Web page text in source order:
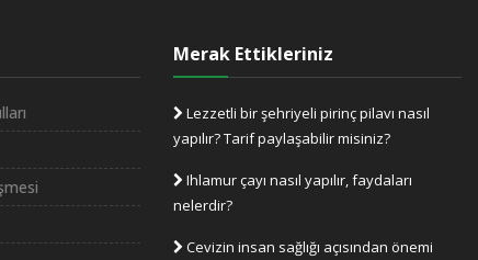
Merak Ettikleriniz
Lezzetli bir şehriyeli pirinç pilavı nasıl
yapılır? Tarif paylaşabilir misiniz?
Ihlamur çayı nasıl yapılır, faydaları
nelerdir?
Cevizin insan sağlığı açısından önemi